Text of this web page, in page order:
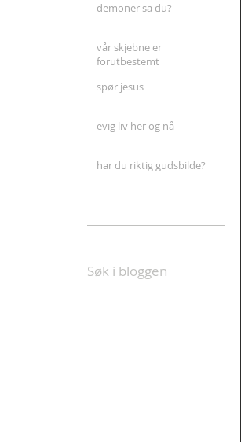
Søk i bloggen
demoner sa du?
vår skjebne er
forutbestemt
spør jesus
evig liv her og nå
har du riktig gudsbilde?